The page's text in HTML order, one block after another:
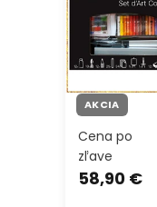
AKCIA
Cena po
zľave
58,90 €